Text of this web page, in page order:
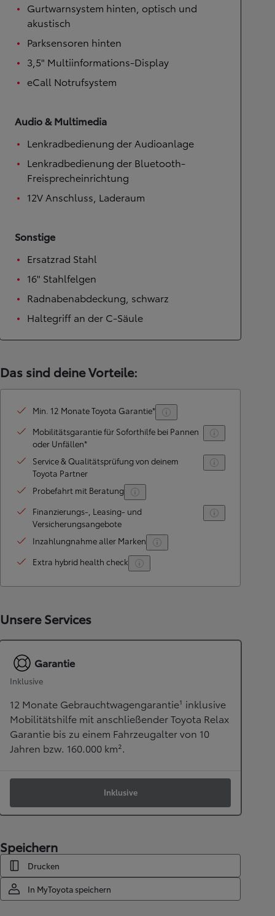
Gurtwarnsystem hinten, optisch und
akustisch
Parksensoren hinten
3,5" Multiinformations-Display
eCall Notrufsystem
Audio & Multimedia
Lenkradbedienung der Audioanlage
Lenkradbedienung der Bluetooth-
Freisprecheinrichtung
12V Anschluss, Laderaum
Sonstige
Ersatzrad Stahl
16" Stahlfelgen
Radnabenabdeckung, schwarz
Haltegriff an der C-Säule
Das sind deine Vorteile:
Min. 12 Monate Toyota Garantie*
Mobilitätsgarantie für Soforthilfe bei Pannen
oder Unfällen*
Service & Qualitätsprüfung von deinem
Toyota Partner
Probefahrt mit Beratung
Finanzierungs-, Leasing- und
Versicherungsangebote
Inzahlungnahme aller Marken
Extra hybrid health check
Unsere Services
Garantie
Inklusive
12 Monate Gebrauchtwagengarantie¹ inklusive
Mobilitätshilfe mit anschließender Toyota Relax
Garantie bis zu einem Fahrzeugalter von 10
Jahren bzw. 160.000 km².
Inklusive
Speichern
Drucken
In MyToyota speichern